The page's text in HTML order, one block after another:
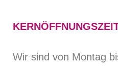
Wir sind von Montag